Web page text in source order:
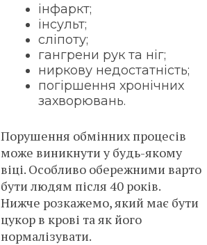
інфаркт;
інсульт;
сліпоту;
гангрени рук та ніг;
ниркову недостатність;
погіршення хронічних
захворювань.
Порушення обмінних процесів
може виникнути у будь-якому
віці. Особливо обережними варто
бути людям після 40 років.
Нижче розкажемо, який має бути
цукор в крові та як його
нормалізувати.